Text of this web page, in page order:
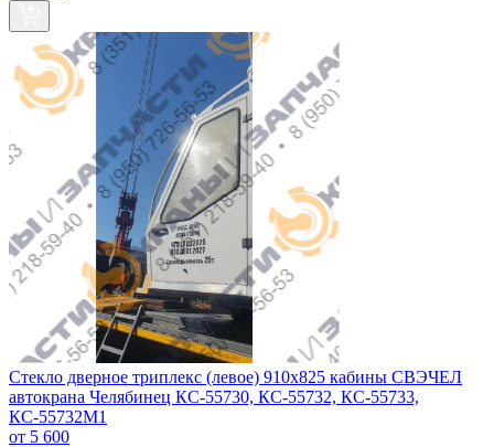
Стекло дверное триплекс (левое) 910х825 кабины СВЭЧЕЛ
автокрана Челябинец КС-55730, КС-55732, КС-55733,
КС-55732М1
от 5 600